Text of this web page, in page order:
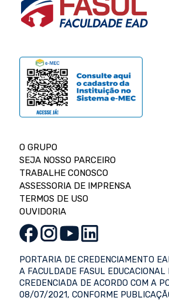
O GRUPO
SEJA NOSSO PARCEIRO
TRABALHE CONOSCO
ASSESSORIA DE IMPRENSA
TERMOS DE USO
OUVIDORIA
PORTARIA DE CREDENCIAMENTO
A FACULDADE FASUL EDUCACIONAL
CREDENCIADA DE ACORDO COM A
08/07/2021, CONFORME